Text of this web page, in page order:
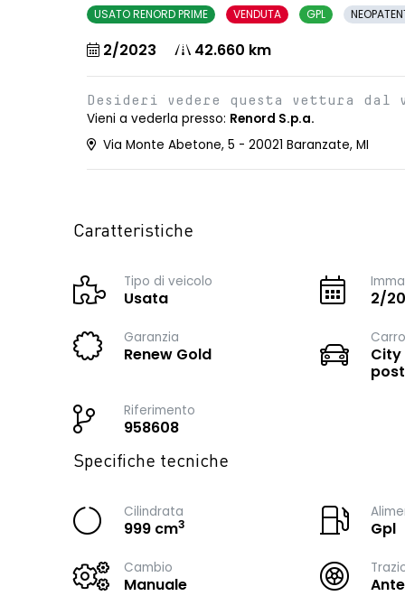
USATO RENORD PRIME VENDUTA GPL
2/2023 42.660 km
Desideri vedere questa vettura dal
Vieni a vederla presso: Renord S.p.a.
Via Monte Abetone, 5 - 20021 Baranzate, MI
Caratteristiche
Tipo di veicolo
Usata 2/
Garanzia
Renew Gold
City
Riferimento
958608
Specifiche tecniche
Cilindrata
999 cm3 Gpl
Cambio
Manuale